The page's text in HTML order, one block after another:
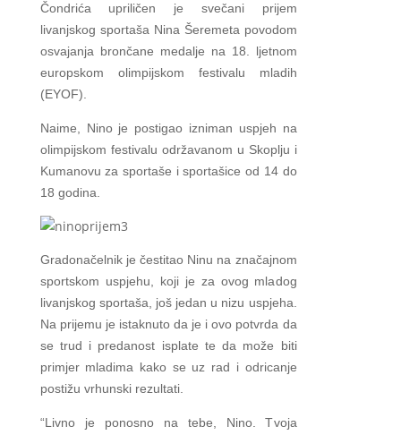
Čondrića upriličen je svečani prijem
livanjskog sportaša Nina Šeremeta povodom
osvajanja brončane medalje na 18. ljetnom
europskom olimpijskom festivalu mladih
(EYOF).
Naime, Nino je postigao izniman uspjeh na
olimpijskom festivalu održavanom u Skoplju i
Kumanovu za sportaše i sportašice od 14 do
18 godina.
Gradonačelnik je čestitao Ninu na značajnom
sportskom uspjehu, koji je za ovog mladog
livanjskog sportaša, još jedan u nizu uspjeha.
Na prijemu je istaknuto da je i ovo potvrda da
se trud i predanost isplate te da može biti
primjer mladima kako se uz rad i odricanje
postižu vrhunski rezultati.
“Livno je ponosno na tebe, Nino. Tvoja